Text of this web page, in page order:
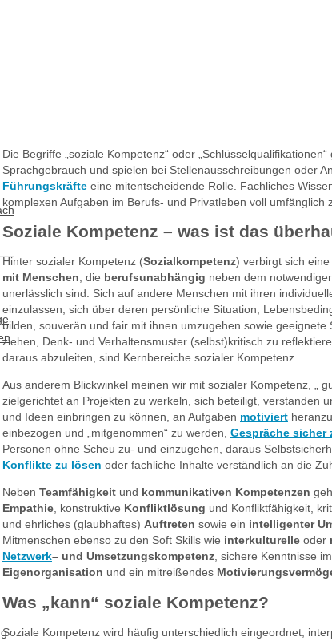
Die Begriffe „soziale Kompetenz“ oder
Sprachgebrauch und spielen bei Stellenausschreibungen oder
Führungskräfte eine mitentscheidende Rolle. Fachliches
komplexen Aufgaben im Berufs- und Privatleben voll umfänglich
Soziale Kompetenz – was ist das
Hinter sozialer Kompetenz (Sozialkompetenz) verbirgt sich eine
mit Menschen, die berufsunabhängig neben dem
unerlässlich sind. Sich auf andere Menschen mit ihren
einzulassen, sich über deren persönliche Situation,
bilden, souverän und fair mit ihnen umzugehen sowie
ziehen, Denk- und Verhaltensmuster (selbst)kritisch zu
daraus abzuleiten, sind Kernbereiche sozialer Kompetenz.
Aus anderem Blickwinkel meinen wir mit sozialer Kompetenz, „
zielgerichtet an Projekten zu werkeln, sich beteiligt, verstanden
und Ideen einbringen zu können, an Aufgaben motiviert
einbezogen und „mitgenommen“ zu werden, Gespräche sicher
Personen ohne Scheu zu- und einzugehen, daraus
Konflikte zu lösen oder fachliche Inhalte verständlich an die
Neben Teamfähigkeit und kommunikativen Kompetenzen
Empathie, konstruktive Konfliktlösung und Konfliktfähigkeit,
und ehrliches (glaubhaftes) Auftreten sowie ein intelligenter
Mitmenschen ebenso zu den Soft Skills wie interkulturelle oder
Netzwerk– und Umsetzungskompetenz, sichere Kenntnisse im
Eigenorganisation und ein mitreißendes
Was „kann“ soziale Kompetenz?
Soziale Kompetenz wird häufig unterschiedlich eingeordnet,